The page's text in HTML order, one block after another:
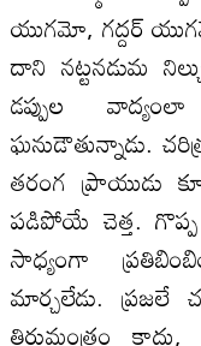
యుగమో, గద్దర్‌
దాని నట్టనడుమ
డప్పుల వాద్యంలా
ఘనుడౌతున్నాడు.
తరంగ ప్రాయుడు
పడిపోయే చెత్త. గొప్ప
సాధ్యంగా
మార్చలేడు. ప్రజలే
తిరుమంత్రం కాదు,